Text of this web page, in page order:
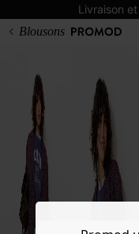
Livraison
Blousons